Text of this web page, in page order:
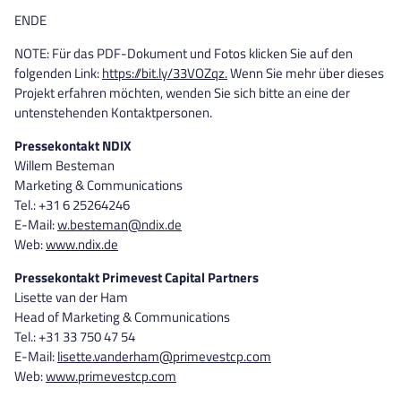
ENDE
NOTE: Für das PDF-Dokument und Fotos klicken Sie auf den
folgenden Link:https://bit.ly/33VOZqz.Wenn Sie mehr über dieses
Projekt erfahren möchten, wenden Sie sich bitte an eine der
untenstehenden Kontaktpersonen.
Pressekontakt NDIX
Willem Besteman
Marketing & Communications
Tel.: +31 6 25264246
E-Mail:w.besteman@ndix.de
Web:www.ndix.de
Pressekontakt Primevest Capital Partners
Lisette van der Ham
Head of Marketing & Communications
Tel.: +31 33 750 47 54
E-Mail:lisette.vanderham@primevestcp.com
Web:www.primevestcp.com